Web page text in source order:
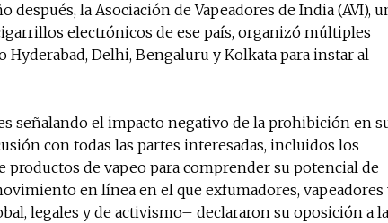
Suscríbete a nuestro
noticias del vapeo y la
electrónico.
Subscribe to our daily
of vaping and tobacco
la Asociación de Vapeadores de India (AVI),
electrónicos de ese país, organizó múltiples
Delhi, Bengaluru y Kolkata para instar al
señalando el impacto negativo de la prohibición en
con todas las partes interesadas, incluidos los
de vapeo para comprender su potencial de
en línea en el que exfumadores, vapeadores
legales y de activismo– declararon su oposición a la